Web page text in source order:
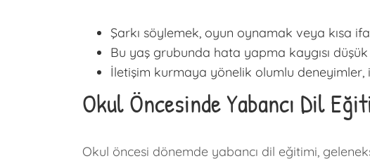
Şarkı söylemek, oyun oynamak veya kısa
Bu yaş grubunda hata yapma kaygısı
İletişim kurmaya yönelik olumlu deneyimler,
Okul Öncesinde Yabancı Dil
Okul öncesi dönemde yabancı dil eğitimi,